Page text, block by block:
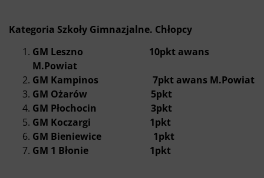
Kategoria Szkoły Gimnazjalne. Chłopcy
GM Leszno 10pkt awans
M.Powiat
GM Kampinos 7pkt awans M.Powiat
GM Ożarów 5pkt
GM Płochocin 3pkt
GM Koczargi 1pkt
GM Bieniewice 1pkt
GM 1 Błonie 1pkt